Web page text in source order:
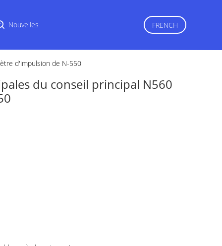
Nouvelles FRENCH
d'impulsion de N-550
du conseil principal N560